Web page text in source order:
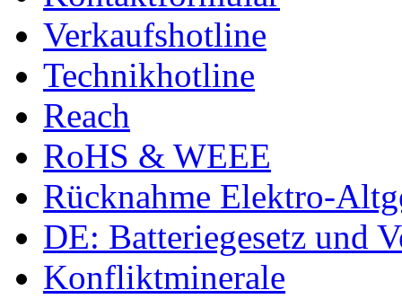
Verkaufshotline
Technikhotline
Reach
RoHS & WEEE
Rücknahme Elektro-
DE: Batteriegesetz und
Konfliktminerale